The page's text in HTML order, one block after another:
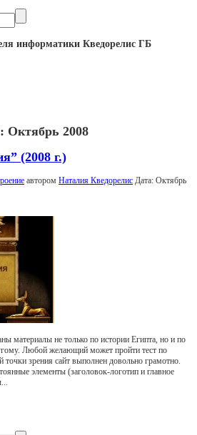
информатики Кведорелис ГБ
Октябрь 2008
(2008 г.)
автором Наталия Кведорелис Дата: Октябрь
материалы не только по истории Египта, но и по
Любой желающий может пройти тест по
точки зрения сайт выполнен довольно грамотно.
элементы (заголовок-логотип и главное